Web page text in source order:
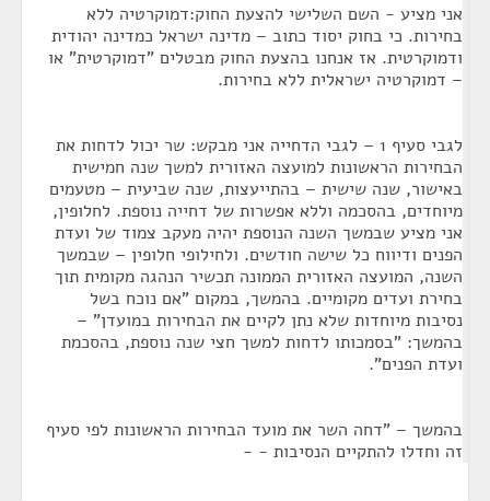
אני מציע - השם השלישי להצעת החוק:דמוקרטיה ללא
בחירות. כי בחוק יסוד כתוב – מדינה ישראל כמדינה יהודית
ודמוקרטית. אז אנחנו בהצעת החוק מבטלים "דמוקרטית" או
– דמוקרטיה ישראלית ללא בחירות.
לגבי סעיף 1 – לגבי הדחייה אני מבקש: שר יכול לדחות את
הבחירות הראשונות למועצה האזורית למשך שנה חמישית
באישור, שנה שישית – בהתייעצות, שנה שביעית – מטעמים
מיוחדים, בהסכמה וללא אפשרות של דחייה נוספת. לחלופין,
אני מציע שבמשך השנה הנוספת יהיה מעקב צמוד של ועדת
הפנים ודיווח כל שישה חודשים. ולחילופי חלופין – שבמשך
השנה, המועצה האזורית הממונה תכשיר הנהגה מקומית תוך
בחירת ועדים מקומיים. בהמשך, במקום "אם נוכח בשל
נסיבות מיוחדות שלא נתן לקיים את הבחירות במועדן" –
בהמשך: "בסמכותו לדחות למשך חצי שנה נוספת, בהסכמת
ועדת הפנים".
בהמשך – "דחה השר את מועד הבחירות הראשונות לפי סעיף
זה וחדלו להתקיים הנסיבות - -